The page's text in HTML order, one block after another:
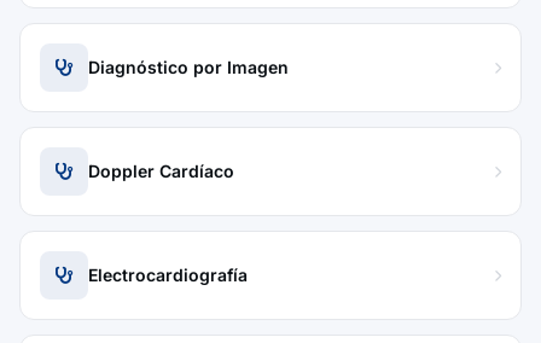
Diagnóstico por Imagen
Doppler Cardíaco
Electrocardiografía